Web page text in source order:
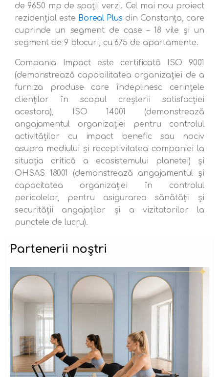
de 9650 mp de spații verzi. Cel mai nou proiect
rezidențial este Boreal Plus din Constanța, care
cuprinde un segment de case – 18 vile și un
segment de 9 blocuri, cu 675 de apartamente.
Compania Impact este certificată ISO 9001
(demonstrează capabilitatea organizației de a
furniza produse care îndeplinesc cerințele
clienților în scopul creșterii satisfacției
acestora), ISO 14001 (demonstrează
angajamentul organizației pentru controlul
activităților cu impact benefic sau nociv
asupra mediului și receptivitatea companiei la
situația critică a ecosistemului planetei) și
OHSAS 18001 (demonstrează angajamentul și
capacitatea organizației în controlul
pericolelor, pentru asigurarea sănătății și
securității angajaților și a vizitatorilor la
punctele de lucru).
Partenerii noștri